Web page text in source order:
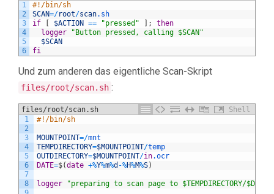
1
2
3
4
5
6
#!/bin/sh
SCAN=/root/scan.sh
if
$ACTION == "pressed" ;
then
logger
"Button pressed, calling $SCAN"
$SCAN
fi
Und zum anderen das eigentliche Scan-Skript
files/root/scan.sh :
files/root/scan.sh
Shell
1
2
3
4
5
6
7
8
#!/bin/sh
MOUNTPOINT=/mnt
TEMPDIRECTORY=$MOUNTPOINT/temp
OUTDIRECTORY=$MOUNTPOINT/in.ocr
DATE=$(date +%Y%m%d -%H%M%S)
logger "preparing to scan page to $TEMPDIRECTORY/$DATE"